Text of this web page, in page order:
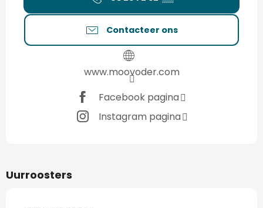
Contacteer ons
www.moovoder.com
Facebook pagina
Instagram pagina
Uurroosters